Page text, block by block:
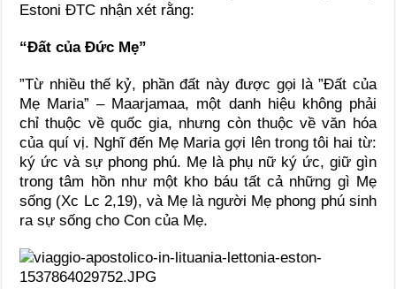
Estoni ĐTC nhận xét rằng:
“Đất của Đức Mẹ”
”Từ nhiều thế kỷ, phần đất này được gọi là ”Đất của
Mẹ Maria” – Maarjamaa, một danh hiệu không phải
chỉ thuộc về quốc gia, nhưng còn thuộc về văn hóa
của quí vị. Nghĩ đến Mẹ Maria gợi lên trong tôi hai từ:
ký ức và sự phong phú. Mẹ là phụ nữ ký ức, giữ gìn
trong tâm hồn như một kho báu tất cả những gì Mẹ
sống (Xc Lc 2,19), và Mẹ là người Mẹ phong phú sinh
ra sự sống cho Con của Mẹ.